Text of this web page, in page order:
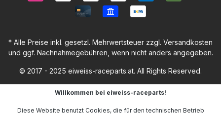
* Alle Preise inkl. gesetzl. Mehrwertsteuer zzgl. Versandkosten
und ggf. Nachnahmegebühren, wenn nicht anders angegeben.
© 2017 - 2025 eiweiss-raceparts.at. All Rights Reserved.
Willkommen bei eiweiss-raceparts!
Diese Website benutzt Cookies, die für den technischen Betrieb